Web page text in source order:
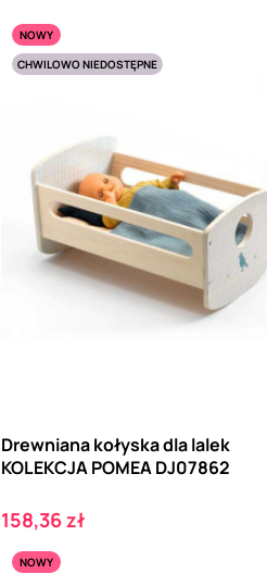
NOWY
CHWILOWO NIEDOSTĘPNE
Drewniana kołyska dla lalek
KOLEKCJA POMEA DJ07862
Cena
158,36 zł
NOWY